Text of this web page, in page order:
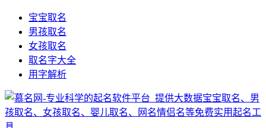
宝宝取名
男孩取名
女孩取名
取名字大全
用字解析